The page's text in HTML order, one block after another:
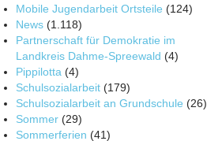
Mobile Jugendarbeit Ortsteile (124)
News (1.118)
Partnerschaft für Demokratie im
Landkreis Dahme-Spreewald (4)
Pippilotta (4)
Schulsozialarbeit (179)
Schulsozialarbeit an Grundschule (26)
Sommer (29)
Sommerferien (41)